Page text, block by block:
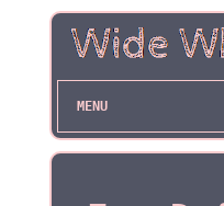
MENU